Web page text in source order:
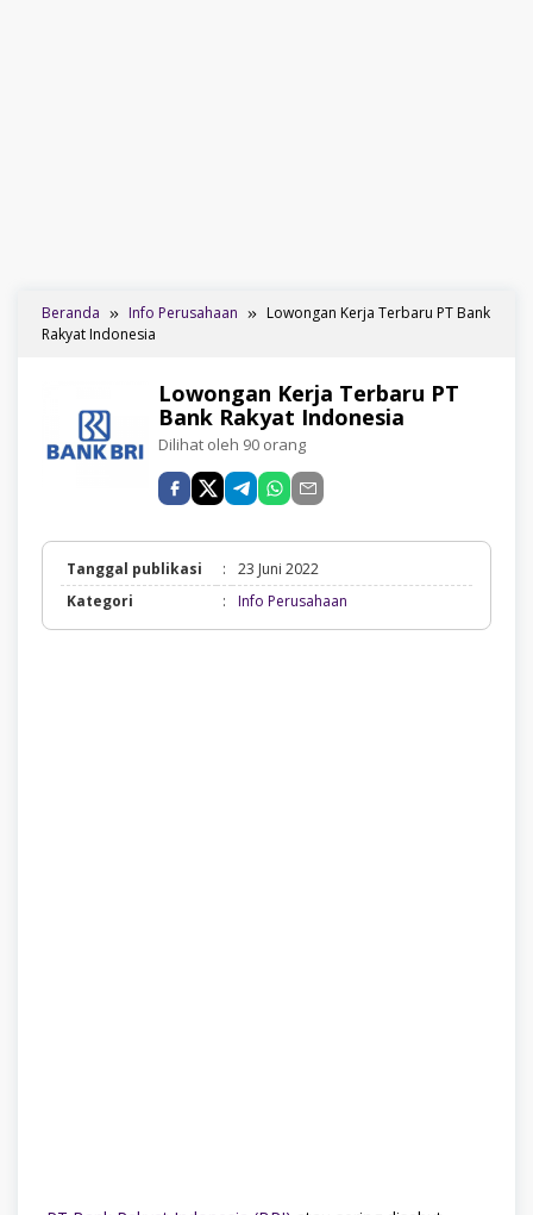
Beranda Info Perusahaan
Lowongan Kerja Terbaru PT Bank
Rakyat Indonesia
Lowongan Kerja Terbaru PT
Bank Rakyat Indonesia
Dilihat oleh 90 orang
Tanggal publikasi :
23 Juni 2022
Kategori
: Info Perusahaan